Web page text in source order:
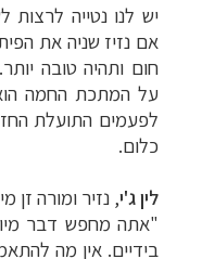
יש לנו נטייה
אם נזיז שניה את
חום ותהיה טובה
על המתכת החמה הוא
לפעמים התועלת
כלום.
לין ג'י, נזיר ומורה
"אתה מחפש דבר
בידיים. אין מה